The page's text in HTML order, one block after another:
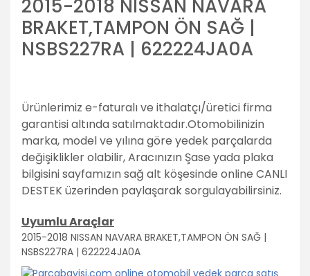
2015-2018 NISSAN NAVARA
BRAKET,TAMPON ÖN SAĞ |
NSBS227RA | 622224JA0A
Ürünlerimiz e-faturalı ve ithalatçı/üretici firma
garantisi altında satılmaktadır.Otomobilinizin
marka, model ve yılına göre yedek parçalarda
değişiklikler olabilir,Aracınızın Şase yada plaka
bilgisini sayfamızın sağ alt köşesinde online CANLI
DESTEK üzerinden paylaşarak sorgulayabilirsiniz.
Uyumlu Araçlar
2015-2018 NISSAN NAVARA BRAKET,TAMPON ÖN SAĞ |
NSBS227RA | 622224JA0A